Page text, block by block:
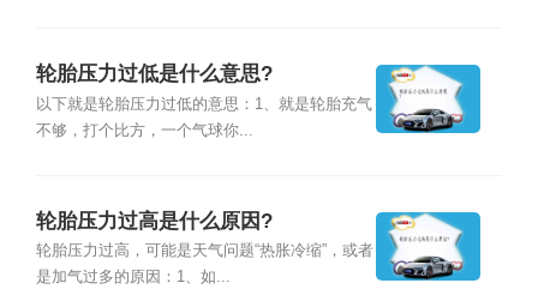
轮胎压力过低是什么意思?
以下就是轮胎压力过低的意思：1、就是轮胎充气
不够，打个比方，一个气球你...
轮胎压力过高是什么原因?
轮胎压力过高，可能是天气问题“热胀冷缩”，或者
是加气过多的原因：1、如...